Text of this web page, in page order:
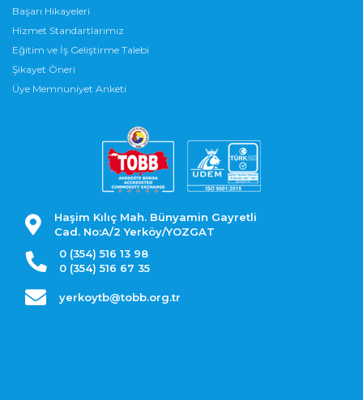
Başarı Hikayeleri
Hizmet Standartlarımız
Eğitim ve İş Geliştirme Talebi
Şikayet Öneri
Üye Memnuniyet Anketi
Haşim Kılıç Mah. Bünyamin Gayretli
Cad. No:A/2 Yerköy/YOZGAT
0 (354) 516 13 98
0 (354) 516 67 35
yerkoytb@tobb.org.tr